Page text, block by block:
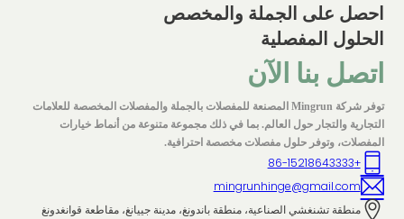
احصل على الجملة والمخصص
الحلول المفصلية
اتصل بنا الآن
توفر شركة Mingrun المصنعة للمفصلات بالجملة والمفصلات المخصصة للعلامات
التجارية والتجار حول العالم. بما في ذلك مجموعة متنوعة من أنماط خيارات
المفصلات، وتوفر حلول مفصلات مخصصة احترافية.
+86-15218643333
mingrunhinge@gmail.com
منطقة تشنغشي الصناعية، منطقة باندونغ، مدينة جييانغ، مقاطعة قوانغدونغ